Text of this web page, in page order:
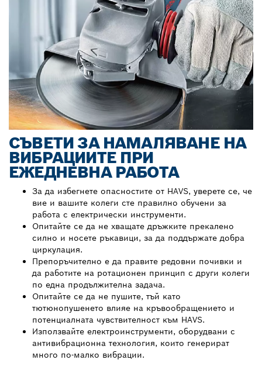
СЪВЕТИ ЗА НАМАЛЯВАНЕ НА
ВИБРАЦИИТЕ ПРИ
ЕЖЕДНЕВНА РАБОТА
За да избегнете опасностите от HAVS, уверете се, че
вие и вашите колеги сте правилно обучени за
работа с електрически инструменти.
Опитайте се да не хващате дръжките прекалено
силно и носете ръкавици, за да поддържате добра
циркулация.
Препоръчително е да правите редовни почивки и
да работите на ротационен принцип с други колеги
по една продължителна задача.
Опитайте се да не пушите, тъй като
тютюнопушенето влияе на кръвообращението и
потенциалната чувствителност към HAVS.
Използвайте електроинструменти, оборудвани с
антивибрационна технология, които генерират
много по-малко вибрации.